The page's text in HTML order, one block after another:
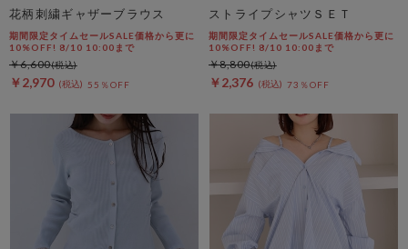
花柄刺繍ギャザーブラウス
期間限定タイムセールSALE価格から更に
10%OFF! 8/10 10:00まで
￥2,970 55％OFF
￥6,600
ストライプシャツＳＥＴ
期間限定タイムセールSALE価格から更に
10%OFF! 8/10 10:00まで
￥2,376 73％OFF
￥8,800